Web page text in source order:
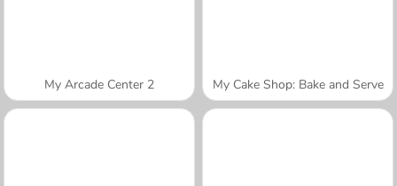
My Arcade Center 2 My Cake Shop: Bake and Serve